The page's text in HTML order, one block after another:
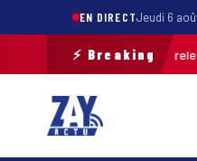
EN DIRECTJeudi 6
⚡ Breaking
120 infractions relevées lors